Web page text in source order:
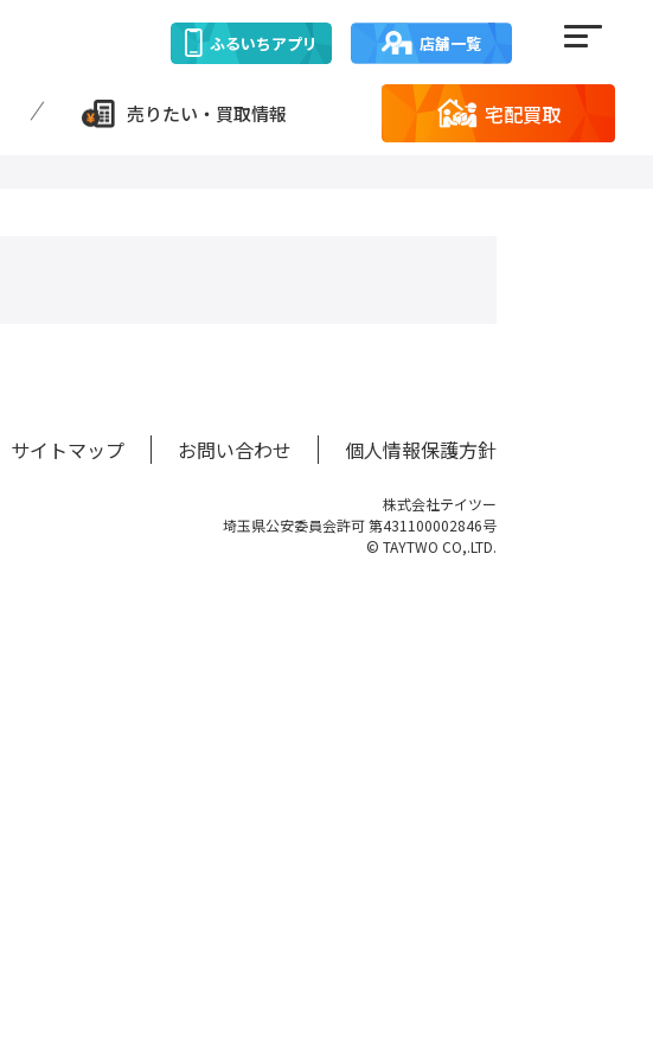
ふるいちアプリ 店舗一覧
売りたい・買取情報 宅配買取
サイトマップ お問い合わせ 個人情報保護方針
株式会社テイツー
埼玉県公安委員会許可 第431100002846号
© TAYTWO CO,.LTD.